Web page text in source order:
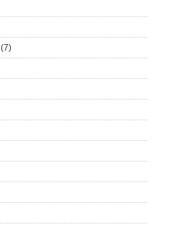
(7)